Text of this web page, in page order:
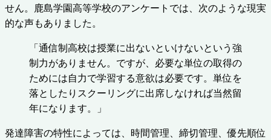
せん。鹿島学園高等学校のアンケートでは、次のような現実
的な声もありました。
「通信制高校は授業に出ないといけないという強
制力がありません。ですが、必要な単位の取得の
ためには自力で学習する意欲は必要です。単位を
落としたりスクーリングに出席しなければ当然留
年になります。」
発達障害の特性によっては、時間管理、締切管理、優先順位